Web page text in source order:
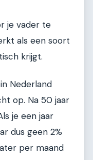
je vader te
als een soort
krijgt.
Nederland
op. Na 50 jaar
je een jaar
dus geen 2%
per maand